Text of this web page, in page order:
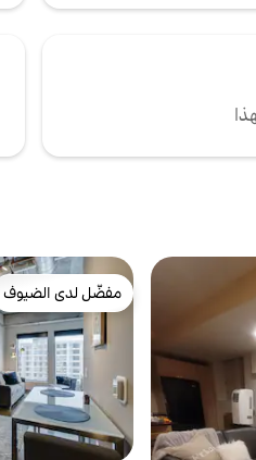
مفضّل لدى الضيوف
مفضّل لدى الضيوف